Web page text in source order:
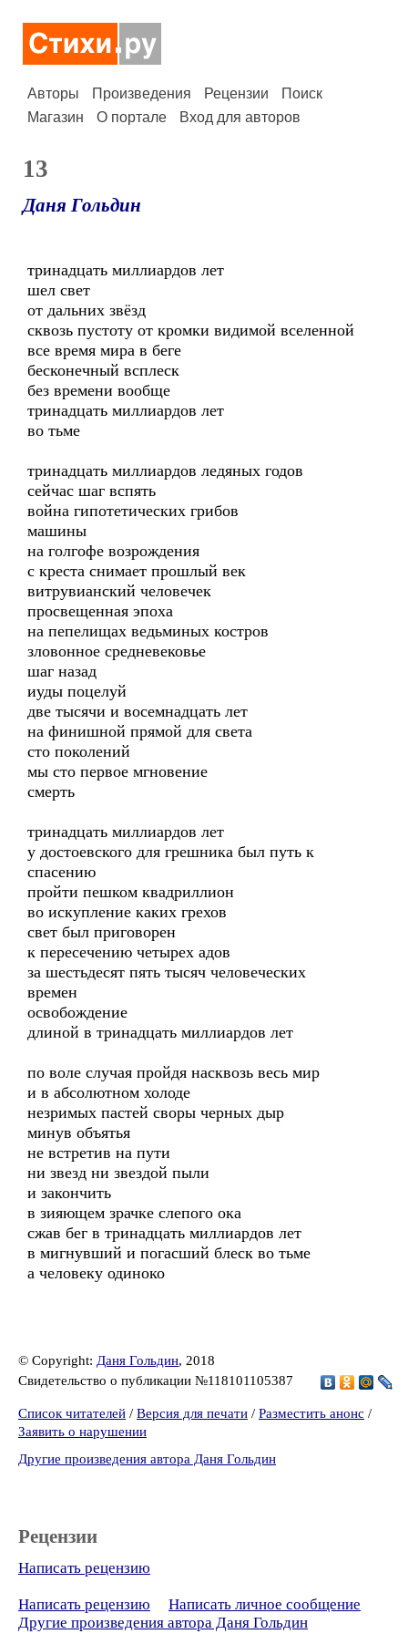
Авторы Произведения Рецензии
Поиск
Магазин
О портале Вход для авторов
13
Даня Гольдин
тринадцать миллиардов лет
шел свет
от дальних звёзд
сквозь пустоту от кромки видимой вселенной
все время мира в беге
бесконечный всплеск
без времени вообще
тринадцать миллиардов лет
во тьме
тринадцать миллиардов ледяных годов
сейчас шаг вспять
война гипотетических грибов
машины
на голгофе возрождения
с креста снимает прошлый век
витрувианский человечек
просвещенная эпоха
на пепелищах ведьминых костров
зловонное средневековье
шаг назад
иуды поцелуй
две тысячи и восемнадцать лет
на финишной прямой для света
сто поколений
мы сто первое мгновение
смерть
тринадцать миллиардов лет
у достоевского для грешника был путь к
спасению
пройти пешком квадриллион
во искупление каких грехов
свет был приговорен
к пересечению четырех адов
за шестьдесят пять тысяч человеческих
времен
освобождение
длиной в тринадцать миллиардов лет
по воле случая пройдя насквозь весь мир
и в абсолютном холоде
незримых пастей своры черных дыр
минув объятья
не встретив на пути
ни звезд ни звездой пыли
и закончить
в зияющем зрачке слепого ока
сжав бег в тринадцать миллиардов лет
в мигнувший и погасший блеск во тьме
а человеку одиноко
© Copyright: Даня Гольдин, 2018
Свидетельство о публикации №118101105387
Список читателей / Версия для печати / Разместить анонс /
Заявить о нарушении
Другие произведения автора Даня Гольдин
Рецензии
Написать рецензию
Написать рецензию
Написать личное сообщение
Другие произведения автора Даня Гольдин